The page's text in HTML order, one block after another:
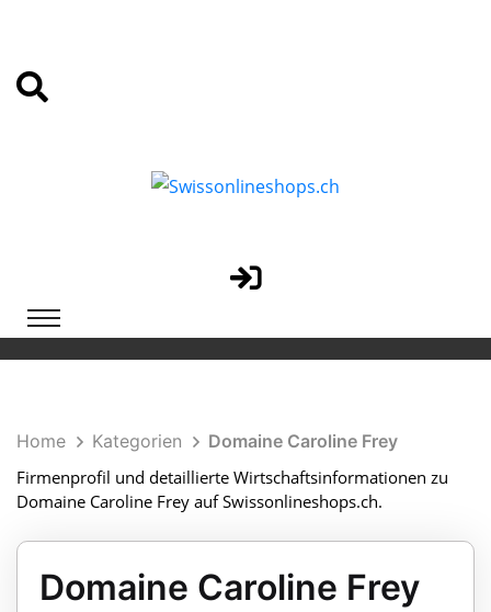
Home Kategorien
Domaine Caroline Frey
Firmenprofil und detaillierte Wirtschaftsinformationen zu
Domaine Caroline Frey auf Swissonlineshops.ch.
Domaine Caroline Frey